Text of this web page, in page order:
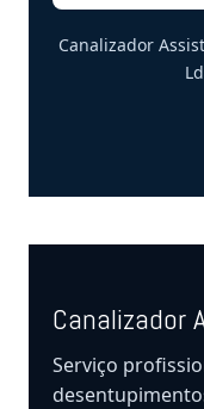
Canalizador
Canalizador
Serviço